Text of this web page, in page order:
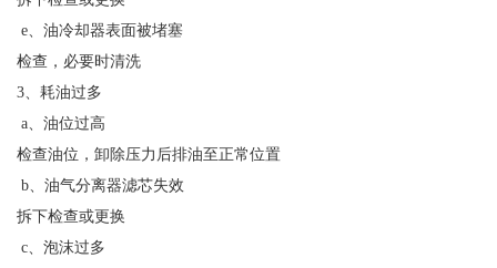
e、油冷却器表面被堵塞
检查，必要时清洗
3、耗油过多
a、油位过高
检查油位，卸除压力后排油至正常位置
b、油气分离器滤芯失效
拆下检查或更换
c、泡沫过多